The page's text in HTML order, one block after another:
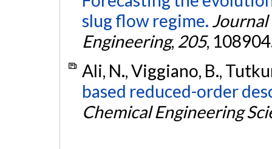
slug flow regime. Journal
Engineering, 205,
Ali, N., Viggiano, B.,
based reduced-order
Chemical Engineering